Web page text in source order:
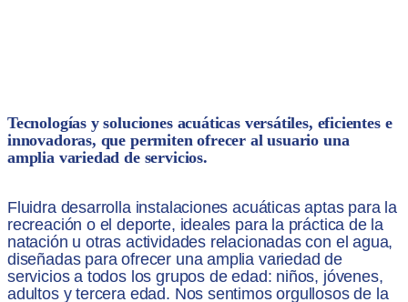
Tecnologías y soluciones acuáticas versátiles, eficientes e
innovadoras, que permiten ofrecer al usuario una
amplia variedad de servicios.
Fluidra desarrolla instalaciones acuáticas aptas para la
recreación o el deporte, ideales para la práctica de la
natación u otras actividades relacionadas con el agua,
diseñadas para ofrecer una amplia variedad de
servicios a todos los grupos de edad: niños, jóvenes,
adultos y tercera edad. Nos sentimos orgullosos de la